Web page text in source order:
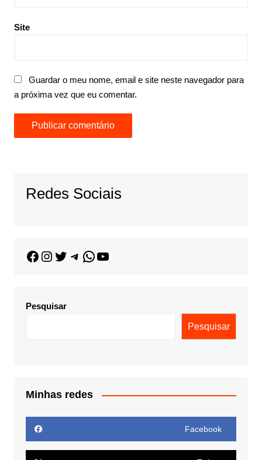
Site
Guardar o meu nome, email e site neste navegador para
a próxima vez que eu comentar.
Redes Sociais
Pesquisar
Pesquisar
Minhas redes
Facebook